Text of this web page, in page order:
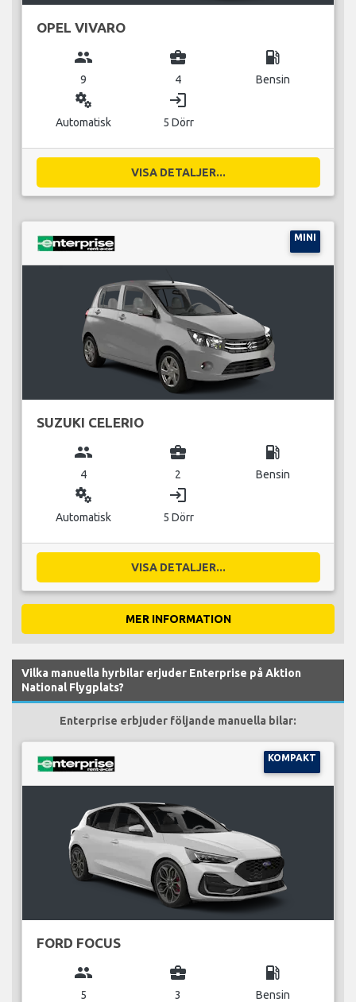
OPEL VIVARO
group
9
business_center
4
local_gas_station
Bensin
miscellaneous_services
Automatisk
login
5 Dörr
VISA DETALJER...
MINI
SUZUKI CELERIO
group
4
business_center
2
local_gas_station
Bensin
miscellaneous_services
Automatisk
login
5 Dörr
VISA DETALJER...
MER INFORMATION
Vilka manuella hyrbilar erjuder Enterprise på Aktion
National Flygplats?
Enterprise erbjuder följande manuella bilar:
KOMPAKT
FORD FOCUS
group
5
business_center
3
local_gas_station
Bensin